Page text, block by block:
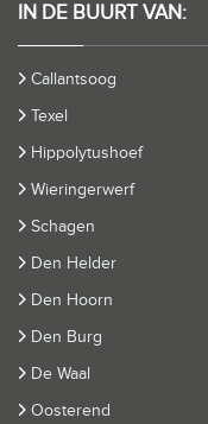
IN DE BUURT VAN:
Callantsoog
Texel
Hippolytushoef
Wieringerwerf
Schagen
Den Helder
Den Hoorn
Den Burg
De Waal
Oosterend